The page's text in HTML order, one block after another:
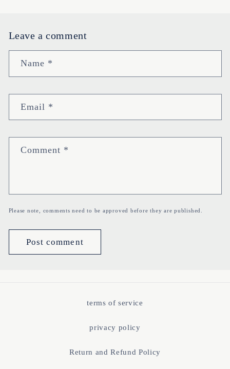
Leave a comment
Name *
Email *
Comment *
Please note, comments need to be approved before they are published.
terms of service
privacy policy
Return and Refund Policy